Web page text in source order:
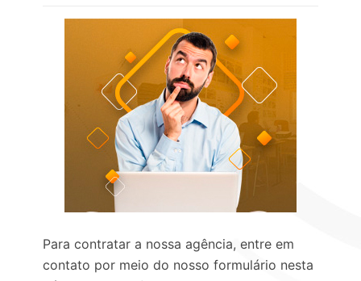
Para contratar a nossa agência, entre em
contato por meio do nosso formulário nesta